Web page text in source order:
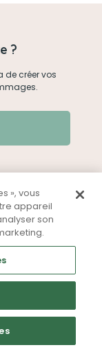
?
de créer vos
», vous
appareil
son